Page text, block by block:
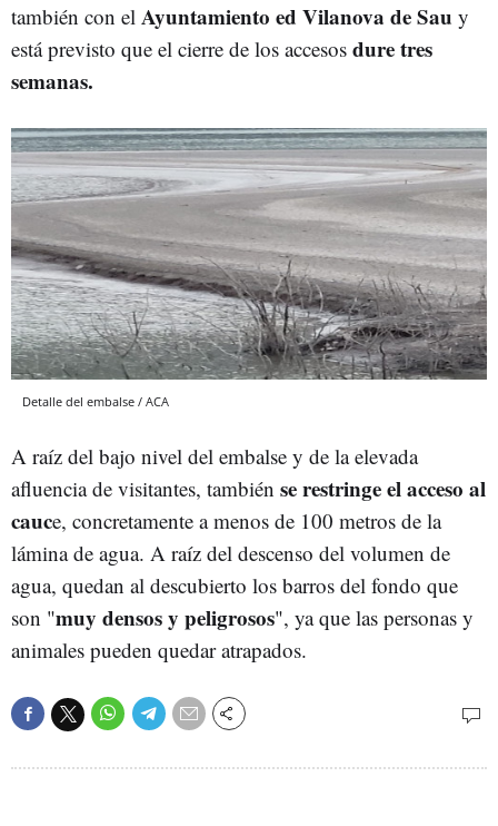
también con el Ayuntamiento ed Vilanova de Sau y
está previsto que el cierre de los accesos dure tres
semanas.
Detalle del embalse / ACA
A raíz del bajo nivel del embalse y de la elevada
afluencia de visitantes, también se restringe el acceso al
cauce, concretamente a menos de 100 metros de la
lámina de agua. A raíz del descenso del volumen de
agua, quedan al descubierto los barros del fondo que
son "muy densos y peligrosos", ya que las personas y
animales pueden quedar atrapados.